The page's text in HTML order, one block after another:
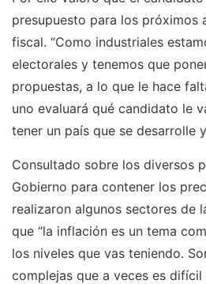
presupuesto para los próximos
fiscal. “Como industriales
electorales y tenemos que
propuestas, a lo que le hace
uno evaluará qué candidato le
tener un país que se desarrolle
Consultado sobre los diversos
Gobierno para contener los
realizaron algunos sectores de
que “la inflación es un tema
los niveles que vas teniendo.
complejas que a veces es